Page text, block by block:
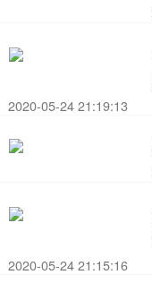
2020-05-24 21:19:13
2020-05-24 21:15:16